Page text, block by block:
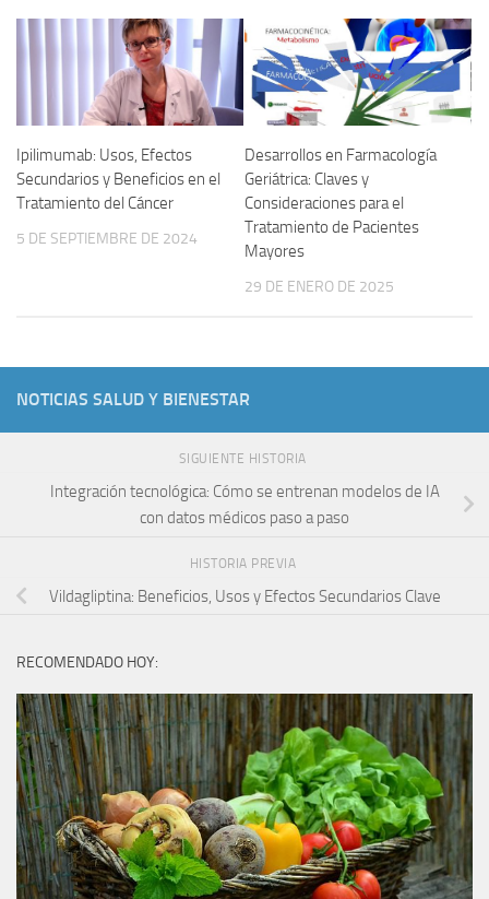
Ipilimumab: Usos, Efectos
Secundarios y Beneficios en el
Tratamiento del Cáncer
5 DE SEPTIEMBRE DE 2024
Desarrollos en Farmacología
Geriátrica: Claves y
Consideraciones para el
Tratamiento de Pacientes
Mayores
29 DE ENERO DE 2025
NOTICIAS SALUD Y BIENESTAR
SIGUIENTE HISTORIA
Integración tecnológica: Cómo se entrenan modelos de IA
con datos médicos paso a paso
HISTORIA PREVIA
Vildagliptina: Beneficios, Usos y Efectos Secundarios Clave
RECOMENDADO HOY: